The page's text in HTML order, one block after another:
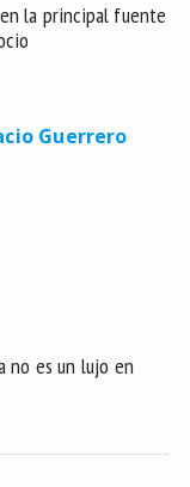
la principal fuente
Guerrero
no es un lujo en